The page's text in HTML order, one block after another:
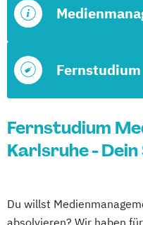
Fernstudium
Fernstudium
Karlsruhe -
Du willst
absolvieren? Wir haben